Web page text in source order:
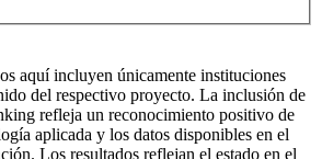
aquí incluyen únicamente instituciones
del respectivo proyecto. La inclusión de
refleja un reconocimiento positivo de
aplicada y los datos disponibles en el
Los resultados reflejan el estado en el